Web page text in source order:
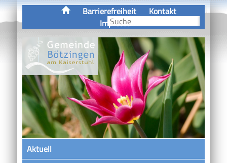
Barrierefreiheit
Kontakt
Impressum
Aktuell